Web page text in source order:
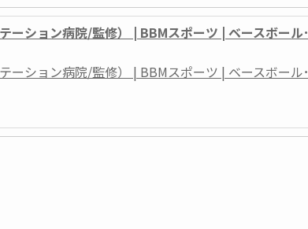
ーション病院/監修） | BBMスポーツ | ベースボール･
ーション病院/監修） | BBMスポーツ | ベースボール･